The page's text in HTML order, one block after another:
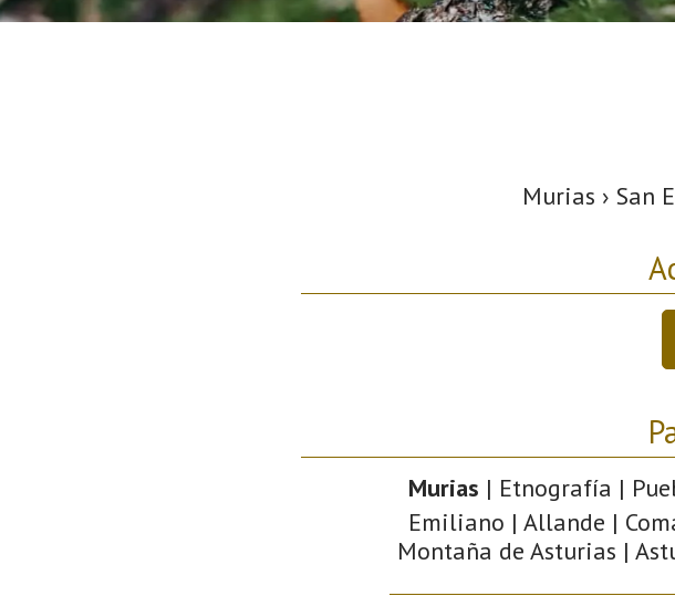
Murias › San
Murias | Etnografía |
Emiliano | Allande |
Montaña de Asturias |